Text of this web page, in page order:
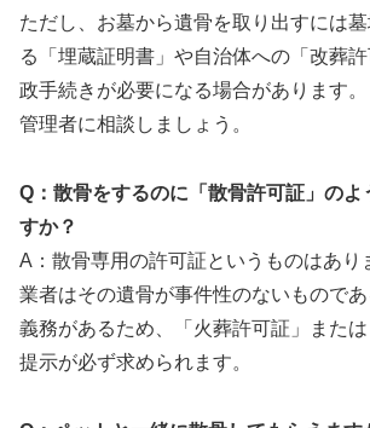
ただし、お墓から遺骨を取り出すには
る「埋蔵証明書」や自治体への「改葬
政手続きが必要になる場合があります
管理者に相談しましょう。
Q：散骨をするのに「散骨許可証」のよ
すか？
A：散骨専用の許可証というものはあり
業者はその遺骨が事件性のないもので
義務があるため、「火葬許可証」また
提示が必ず求められます。